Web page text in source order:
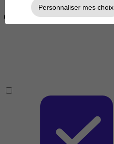
(14h à 70h)
Personnaliser mes choix